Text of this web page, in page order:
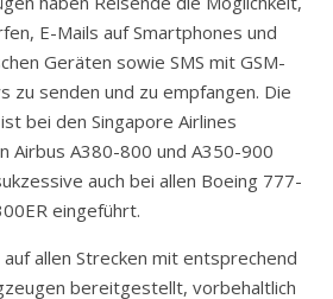
E-Mails auf Smartphones und
Geräten sowie SMS mit GSM-
zu senden und zu empfangen. Die
bei den Singapore Airlines
Airbus A380-800 und A350-900
auch bei allen Boeing 777-
eingeführt.
allen Strecken mit entsprechend
bereitgestellt, vorbehaltlich